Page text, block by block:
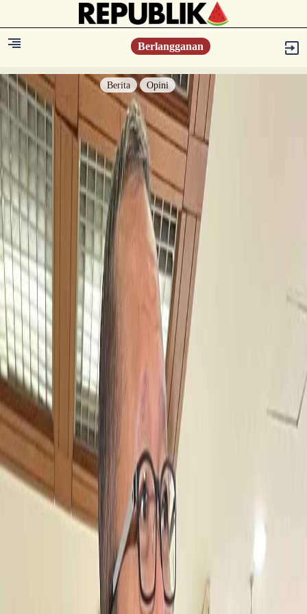
Berlangganan
Berita Opini
Berita
Islam Digest
Hikmah
Opini
Konsultasi Syariah
Resonansi
Sejarah
Lensa
Iqtishodia
Sastra
Literasi Umat